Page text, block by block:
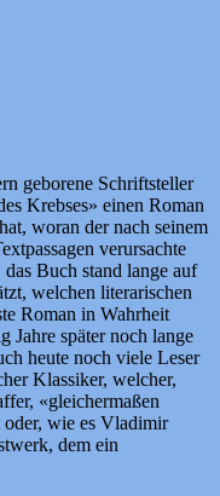
geborene Schriftsteller
Krebses» einen Roman
woran der nach seinem
verursachte
Buch stand lange auf
welchen literarischen
Roman in Wahrheit
Jahre später noch lange
heute noch viele Leser
Klassiker, welcher,
«gleichermaßen
oder, wie es Vladimir
dem ein